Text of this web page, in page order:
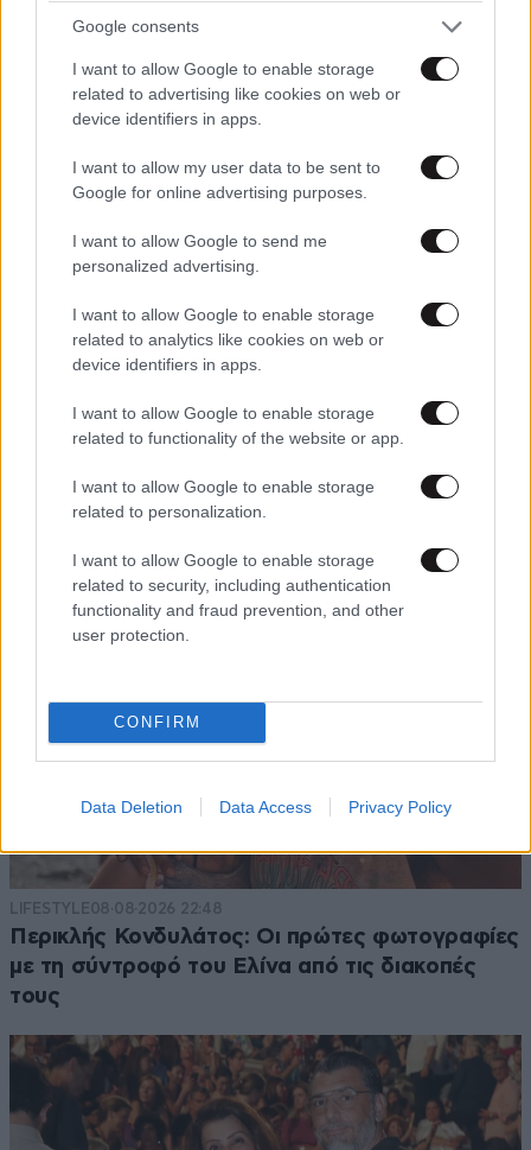
Google consents
I want to allow Google to enable storage
related to advertising like cookies on web or
device identifiers in apps.
I want to allow my user data to be sent to
Google for online advertising purposes.
I want to allow Google to send me
personalized advertising.
I want to allow Google to enable storage
related to analytics like cookies on web or
device identifiers in apps.
I want to allow Google to enable storage
related to functionality of the website or app.
I want to allow Google to enable storage
related to personalization.
I want to allow Google to enable storage
related to security, including authentication
functionality and fraud prevention, and other
user protection.
CONFIRM
Data Deletion Data Access Privacy Policy
Αυγούστου
LIFESTYLE08·08·2026 21:36
Μαρία Εκμεκτσίογλου: «17 λευκά τριαντάφυλλα
Κωνσταντινούπολη
LIFESTYLE08·08·2026 22:48
Περικλής Κονδυλάτος: Οι πρώτες φωτογραφίες
με τη σύντροφό του Ελίνα από τις διακοπές
τους